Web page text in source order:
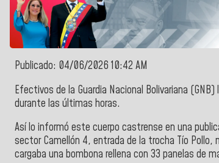
Publicado: 04/06/2026 10:42 AM
Efectivos de la Guardia Nacional Bolivariana
durante las últimas horas.
Así lo informó este cuerpo castrense en una
sector Camellón 4, entrada de la trocha Tío Pollo,
cargaba una bombona rellena con 33 panelas de